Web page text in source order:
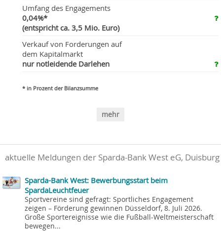
Umfang des Engagements
0,04%*
(entspricht ca. 3,5 Mio. Euro)
Verkauf von Forderungen auf
dem Kapitalmarkt
nur notleidende Darlehen
* in Prozent der Bilanzsumme
mehr
aktuelle Meldungen der Sparda-Bank West eG, Duisburg
Sparda-Bank West: Bewerbungsstart beim
SpardaLeuchtfeuer
Sportvereine sind gefragt: Sportliches Engagement
zeigen – Förderung gewinnen Düsseldorf, 8. Juli 2026.
Große Sportereignisse wie die Fußball-Weltmeisterschaft
bewegen...